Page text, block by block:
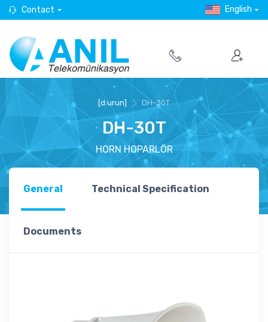
Contact English
[d:urun] DH-30T
DH-30T
HORN HOPARLÖR
General Technical Specification
Documents